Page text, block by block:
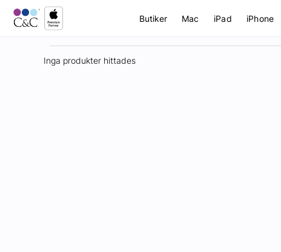
Butiker Mac iPad iPhone
Inga produkter hittades